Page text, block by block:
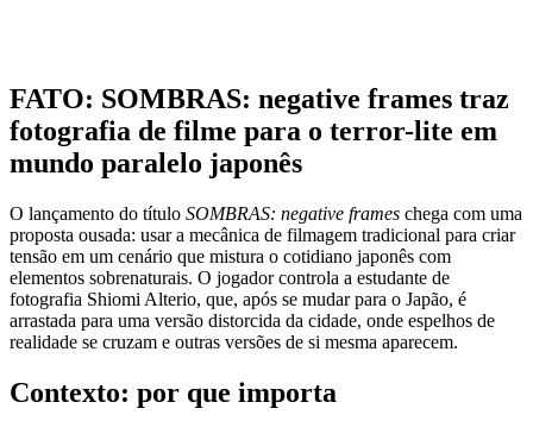
FATO: SOMBRAS: negative frames traz
fotografia de filme para o terror-lite em
mundo paralelo japonês
O lançamento do título SOMBRAS: negative frames chega com uma
proposta ousada: usar a mecânica de filmagem tradicional para criar
tensão em um cenário que mistura o cotidiano japonês com
elementos sobrenaturais. O jogador controla a estudante de
fotografia Shiomi Alterio, que, após se mudar para o Japão, é
arrastada para uma versão distorcida da cidade, onde espelhos de
realidade se cruzam e outras versões de si mesma aparecem.
Contexto: por que importa